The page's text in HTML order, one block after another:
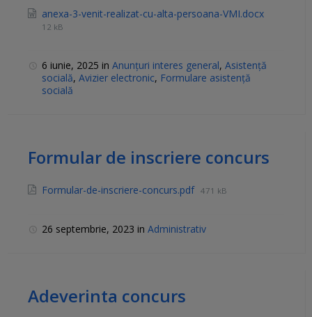
anexa-3-venit-realizat-cu-alta-persoana-VMI.docx
12 kB
6 iunie, 2025 in Anunțuri interes general, Asistență
socială, Avizier electronic, Formulare asistență
socială
Formular de inscriere concurs
Formular-de-inscriere-concurs.pdf 471 kB
26 septembrie, 2023 in Administrativ
Adeverinta concurs